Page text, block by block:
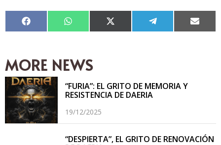
Compartir
en
Compartir
en
Compartir
en
Compartir
en en
MORE NEWS
“FURIA”: EL GRITO DE MEMORIA Y
RESISTENCIA DE DAERIA
19/12/2025
“DESPIERTA”, EL GRITO DE RENOVACIÓN